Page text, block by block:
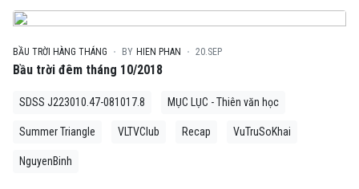
BẦU TRỜI HÀNG THÁNG BY HIEN PHAN 20.SEP
Bầu trời đêm tháng 10/2018
SDSS J223010.47-081017.8 MỤC LỤC - Thiên văn học
Summer Triangle VLTVClub Recap VuTruSoKhai
NguyenBinh